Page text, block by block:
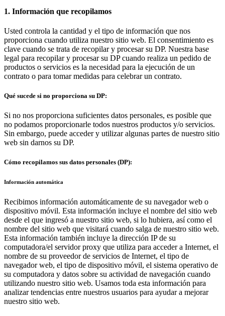
1. Información que recopilamos
Usted controla la cantidad y el tipo de información que nos
proporciona cuando utiliza nuestro sitio web. El consentimiento es
clave cuando se trata de recopilar y procesar su DP. Nuestra base
legal para recopilar y procesar su DP cuando realiza un pedido de
productos o servicios es la necesidad para la ejecución de un
contrato o para tomar medidas para celebrar un contrato.
Qué sucede si no proporciona su DP:
Si no nos proporciona suficientes datos personales, es posible que
no podamos proporcionarle todos nuestros productos y/o servicios.
Sin embargo, puede acceder y utilizar algunas partes de nuestro sitio
web sin darnos su DP.
Cómo recopilamos sus datos personales (DP):
Información automática
Recibimos información automáticamente de su navegador web o
dispositivo móvil. Esta información incluye el nombre del sitio web
desde el que ingresó a nuestro sitio web, si lo hubiera, así como el
nombre del sitio web que visitará cuando salga de nuestro sitio web.
Esta información también incluye la dirección IP de su
computadora/el servidor proxy que utiliza para acceder a Internet, el
nombre de su proveedor de servicios de Internet, el tipo de
navegador web, el tipo de dispositivo móvil, el sistema operativo de
su computadora y datos sobre su actividad de navegación cuando
utilizando nuestro sitio web. Usamos toda esta información para
analizar tendencias entre nuestros usuarios para ayudar a mejorar
nuestro sitio web.